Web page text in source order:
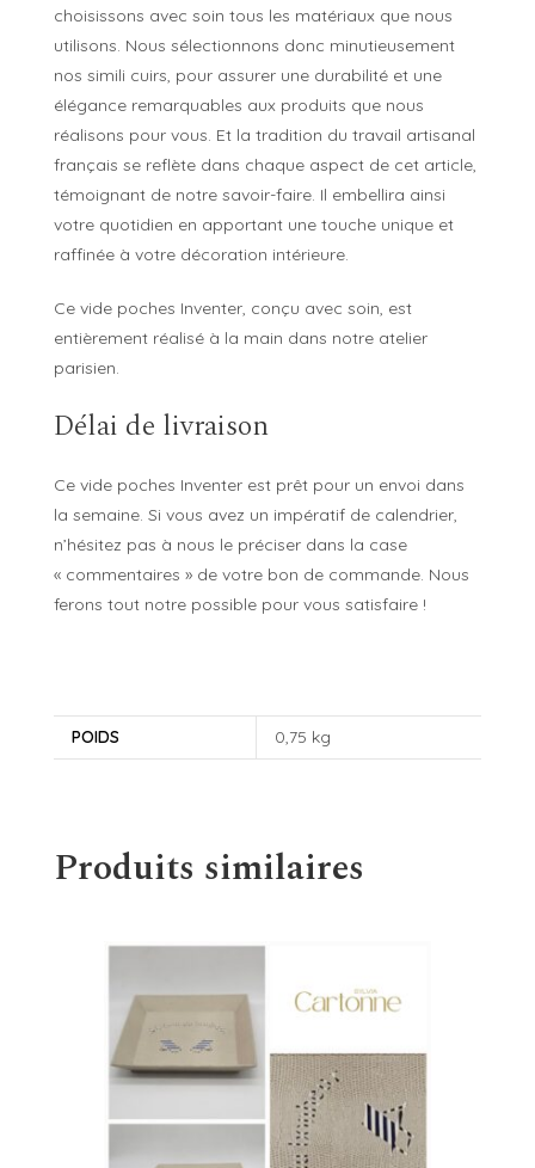
choisissons avec soin tous les matériaux que nous
utilisons. Nous sélectionnons donc minutieusement
nos simili cuirs, pour assurer une durabilité et une
élégance remarquables aux produits que nous
réalisons pour vous. Et la tradition du travail artisanal
français se reflète dans chaque aspect de cet article,
témoignant de notre savoir-faire. Il embellira ainsi
votre quotidien en apportant une touche unique et
raffinée à votre décoration intérieure.
Ce vide poches Inventer, conçu avec soin, est
entièrement réalisé à la main dans notre atelier
parisien.
Délai de livraison
Ce vide poches Inventer est prêt pour un envoi dans
la semaine. Si vous avez un impératif de calendrier,
n’hésitez pas à nous le préciser dans la case
« commentaires » de votre bon de commande. Nous
ferons tout notre possible pour vous satisfaire !
POIDS 0,75 kg
Produits similaires